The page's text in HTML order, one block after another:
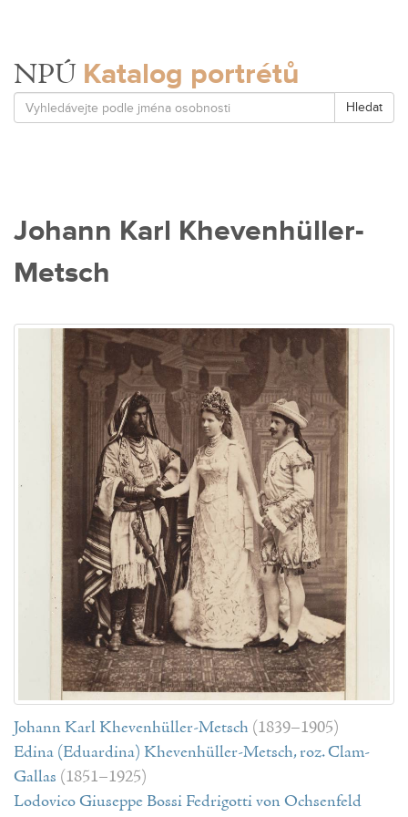
NPÚ Katalog portrétů
Hledat
Johann Karl Khevenhüller-
Metsch
Johann Karl Khevenhüller-Metsch (1839–1905)
Edina (Eduardina) Khevenhüller-Metsch, roz. Clam-
Gallas (1851–1925)
Lodovico Giuseppe Bossi Fedrigotti von Ochsenfeld